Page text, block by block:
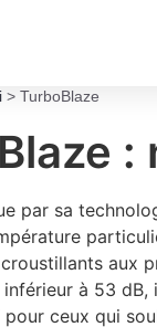
> TurboBlaze
par sa
aux
à 53
ceux qui